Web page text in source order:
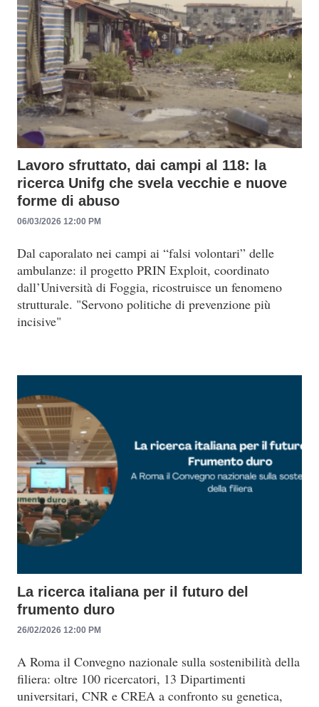
Lavoro sfruttato, dai campi al 118: la
ricerca Unifg che svela vecchie e nuove
forme di abuso
06/03/2026 12:00 PM
Dal caporalato nei campi ai “falsi volontari” delle
ambulanze: il progetto PRIN Exploit, coordinato
dall’Università di Foggia, ricostruisce un fenomeno
strutturale. "Servono politiche di prevenzione più
incisive"
La ricerca italiana per il futuro del
frumento duro
26/02/2026 12:00 PM
A Roma il Convegno nazionale sulla sostenibilità della
filiera: oltre 100 ricercatori, 13 Dipartimenti
universitari, CNR e CREA a confronto su genetica,